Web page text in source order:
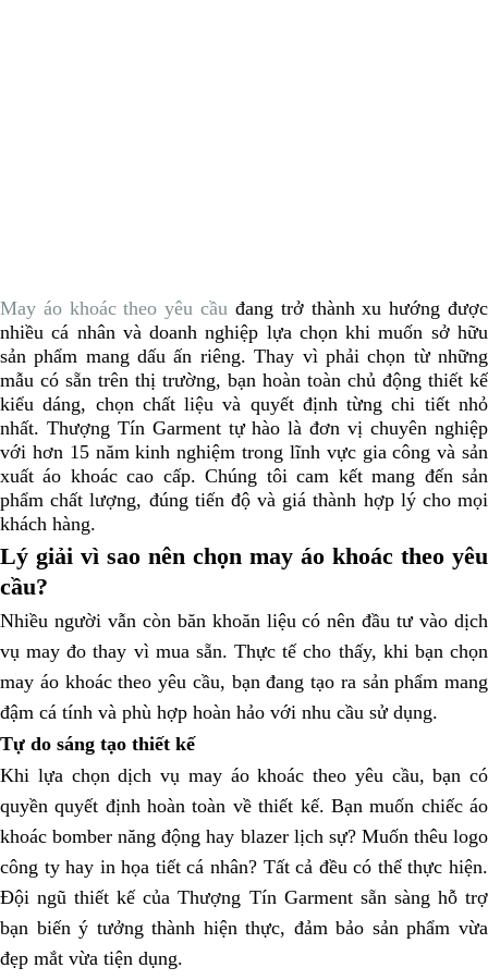
May áo khoác theo yêu cầu đang trở thành xu hướng được
nhiều cá nhân và doanh nghiệp lựa chọn khi muốn sở hữu
sản phẩm mang dấu ấn riêng. Thay vì phải chọn từ những
mẫu có sẵn trên thị trường, bạn hoàn toàn chủ động thiết kế
kiểu dáng, chọn chất liệu và quyết định từng chi tiết nhỏ
nhất. Thượng Tín Garment tự hào là đơn vị chuyên nghiệp
với hơn 15 năm kinh nghiệm trong lĩnh vực gia công và sản
xuất áo khoác cao cấp. Chúng tôi cam kết mang đến sản
phẩm chất lượng, đúng tiến độ và giá thành hợp lý cho mọi
khách hàng.
Lý giải vì sao nên chọn may áo khoác theo yêu
cầu?
Nhiều người vẫn còn băn khoăn liệu có nên đầu tư vào dịch
vụ may đo thay vì mua sẵn. Thực tế cho thấy, khi bạn chọn
may áo khoác theo yêu cầu, bạn đang tạo ra sản phẩm mang
đậm cá tính và phù hợp hoàn hảo với nhu cầu sử dụng.
Tự do sáng tạo thiết kế
Khi lựa chọn dịch vụ may áo khoác theo yêu cầu, bạn có
quyền quyết định hoàn toàn về thiết kế. Bạn muốn chiếc áo
khoác bomber năng động hay blazer lịch sự? Muốn thêu logo
công ty hay in họa tiết cá nhân? Tất cả đều có thể thực hiện.
Đội ngũ thiết kế của Thượng Tín Garment sẵn sàng hỗ trợ
bạn biến ý tưởng thành hiện thực, đảm bảo sản phẩm vừa
đẹp mắt vừa tiện dụng.